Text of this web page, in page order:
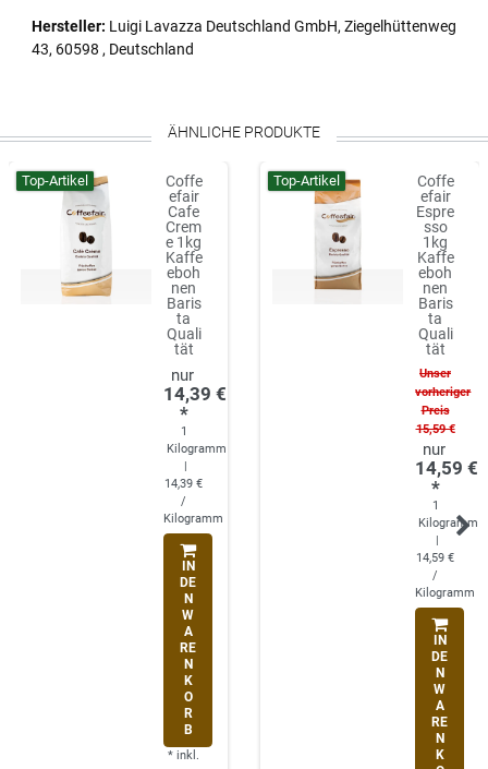
Hersteller: Luigi Lavazza Deutschland GmbH, Ziegelhüttenweg
43, 60598 , Deutschland
ÄHNLICHE PRODUKTE
Top-Artikel
Coffe
efair
Cafe
Crem
e 1kg
Kaffe
eboh
nen
Baris
ta
Quali
tät
14,39 €
*
1
Kilogramm
14,39 €
/
Kilogramm
IN
DE
N
W
A
RE
N
K
O
R
B
* inkl.
Top-Artikel
Coffe
efair
Espre
sso
1kg
Kaffe
eboh
nen
Baris
ta
Quali
tät
Unser
vorheriger
Preis
15,59 €
14,59 €
*
1
Kilogramm
14,59 €
/
Kilogramm
IN
DE
N
W
A
RE
N
K